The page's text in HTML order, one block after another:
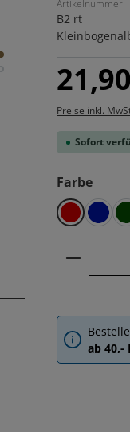
Artikelnummer:
B2 rt
Regulärer
Preise inkl.
Sofort
Farbe
rot blau
ab 40,-